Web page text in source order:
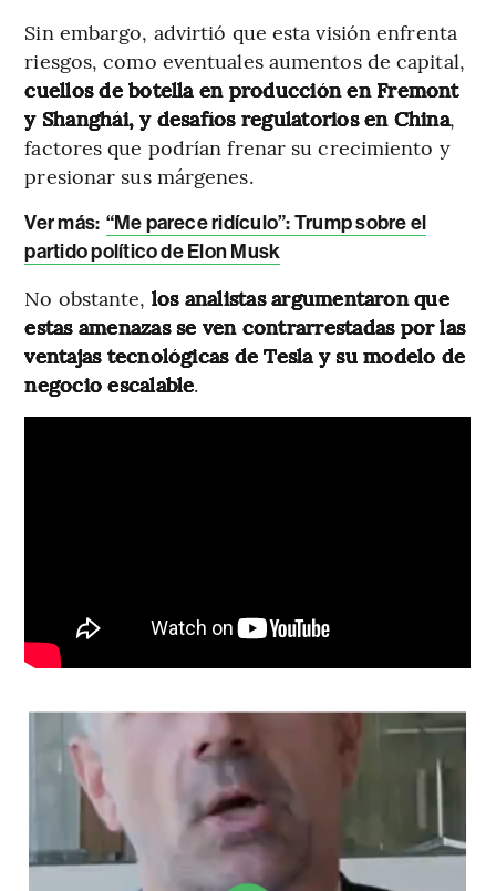
Sin embargo, advirtió que esta visión enfrenta
riesgos, como eventuales aumentos de capital,
cuellos de botella en producción en Fremont
y Shanghái, y desafíos regulatorios en China,
factores que podrían frenar su crecimiento y
presionar sus márgenes.
Ver más: “Me parece ridículo”: Trump sobre el
partido político de Elon Musk
No obstante, los analistas argumentaron que
estas amenazas se ven contrarrestadas por las
ventajas tecnológicas de Tesla y su modelo de
negocio escalable.